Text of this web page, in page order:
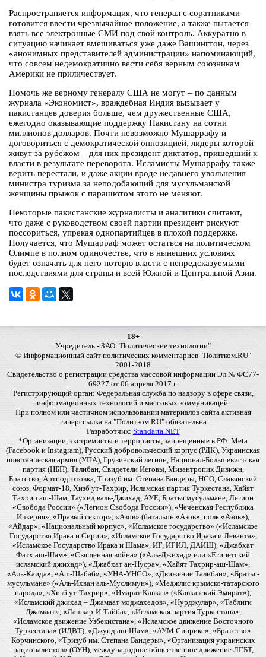
Распространяется информация, что генерал с соратниками
готовится ввести чрезвычайное положение, а также пытается
взять все электронные СМИ под свой контроль. Аккуратно в
ситуацию начинает вмешиваться уже даже Вашингтон, через
«анонимных представителей администрации» напоминающий,
что совсем недемократично вести себя верным союзникам
Америки не приличествует.
Помочь же верному генералу США не могут – по данным
журнала «Экономист», враждебная Индия вызывает у
пакистанцев доверия больше, чем дружественные США,
ежегодно оказывающие поддержку Пакистану на сотни
миллионов долларов. Почти невозможно Мушаррафу и
договориться с демократической оппозицией, лидеры которой
живут за рубежом – для них президент диктатор, пришедший к
власти в результате переворота. Исламисты Мушаррафу также
верить перестали, и даже акции вроде недавнего увольнения
министра туризма за неподобающий для мусульманской
женщины прыжок с парашютом этого не меняют.
Некоторые пакистанские журналисты и аналитики считают,
что даже с руководством своей партии президент рискуют
поссориться, упрекая однопартийцев в плохой поддержке.
Получается, что Мушарраф может остаться на политическом
Олимпе в полном одиночестве, что в нынешних условиях
будет означать для него потерю власти с непредсказуемыми
последствиями для страны и всей Южной и Центральной Азии.
18+
Учредитель - ЗАО "Политические технологии"
© Информационный сайт политических комментариев "Политком.RU"
2001-2018
Свидетельство о регистрации средства массовой информации Эл № ФС77-
69227 от 06 апреля 2017 г.
Регистрирующий орган: Федеральная служба по надзору в сфере связи,
информационных технологий и массовых коммуникаций.
При полном или частичном использовании материалов сайта активная
гиперссылка на "Политком.RU" обязательна
Разработчик: Standarta.NET
*Организации, экстремисты и террористы, запрещенные в РФ: Meta
(Facebook и Instagram), Русский добровольческий корпус (РДК), Украинская
повстанческая армия (УПА), Грузинский легион, Национал-Большевистская
партия (НБП), Талибан, Свидетели Иеговы, Мизантропик Дивижн,
Братство, Артподготовка, Тризуб им. Степана Бандеры, НСО, Славянский
союз, Формат-18, Хизб ут-Тахрир, Исламская партия Туркестана, Хайят
Тахрир аш-Шам, Таухид валь-Джихад, АУЕ, Братья мусульмане, Легион
«Свобода России» («Легион Свобода России»), «Чеченская Республика
Ичкерия», «Правый сектор», «Азов» (батальон «Азов», полк «Азов»),
«Айдар», «Национальный корпус», «Исламское государство» («Исламское
Государство Ирака и Сирии», «Исламское Государство Ирака и Леванта»,
«Исламское Государство Ирака и Шама», ИГ, ИГИЛ, ДАИШ), «Джабхат
Фатх аш-Шам», «Священная война» («Аль-Джихад» или «Египетский
исламский джихад»), «Джабхат ан-Нусра», «Хайят Тахрир-аш-Шам»,
«Аль-Каида», «Аш-Шабаб», «УНА-УНСО», «Движение Талибан», «Братья-
мусульмане» («Аль-Ихван аль-Муслимун»), «Меджлис крымско-татарского
народа», «Хизб ут-Тахрир», «Имарат Кавказ» («Кавказский Эмират»),
«Исламский джихад – Джамаат моджахедов», «Нурджулар», «Таблиги
Джамаат», «Лашкар-И-Тайба», «Исламская партия Туркестана»,
«Исламское движение Узбекистана», «Исламское движение Восточного
Туркестана» (ИДВТ), «Джунд аш-Шам», «АУМ Синрике», «Братство»
Корчинского, «Тризуб им. Степана Бандеры», «Организация украинских
националистов» (ОУН), международное общественное движение ЛГБТ,